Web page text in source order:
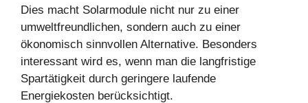
Dies macht Solarmodule nicht nur zu einer
umweltfreundlichen, sondern auch zu einer
ökonomisch sinnvollen Alternative. Besonders
interessant wird es, wenn man die langfristige
Spartätigkeit durch geringere laufende
Energiekosten berücksichtigt.